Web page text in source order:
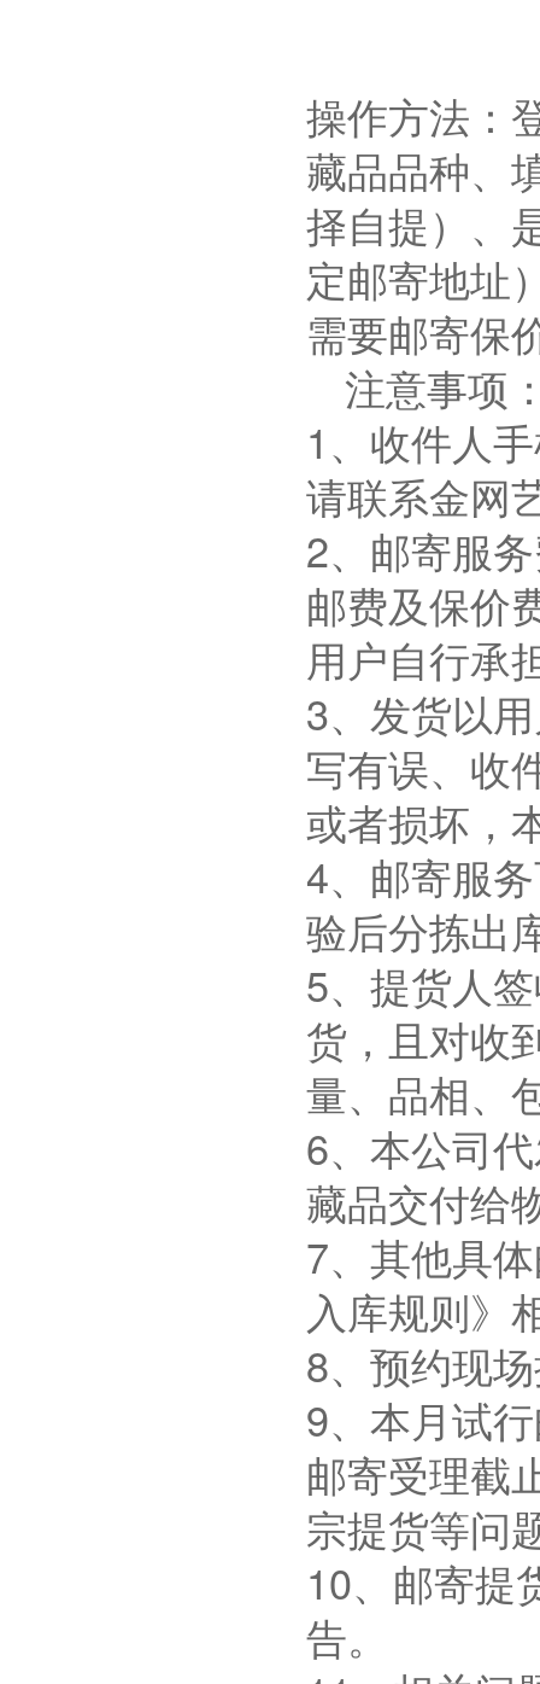
操作方法：
藏品品种、
择自提）、
定邮寄地址
需要邮寄保
注意事项
1、收件人
请联系金网
2、邮寄服
邮费及保价
用户自行承
3、发货以
写有误、收
或者损坏，
4、邮寄服
验后分拣出
5、提货人
货，且对收
量、品相、
6、本公司
藏品交付给
7、其他具
入库规则》
8、预约现
9、本月试
邮寄受理截
宗提货等问
10、邮寄提
告。